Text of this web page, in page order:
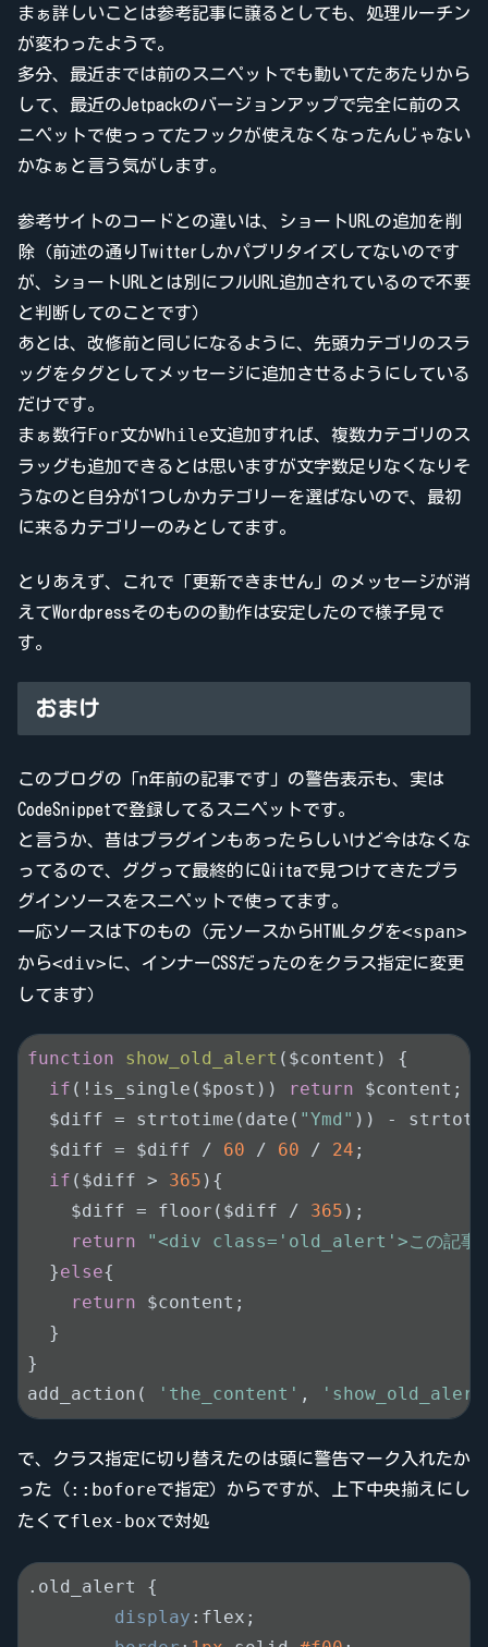
まぁ詳しいことは参考記事に譲るとしても、処理ルーチン
が変わったようで。
多分、最近までは前のスニペットでも動いてたあたりから
して、最近のJetpackのバージョンアップで完全に前のス
ニペットで使っってたフックが使えなくなったんじゃない
かなぁと言う気がします。
参考サイトのコードとの違いは、ショートURLの追加を削
除（前述の通りTwitterしかパブリタイズしてないのです
が、ショートURLとは別にフルURL追加されているので不要
と判断してのことです）
あとは、改修前と同じになるように、先頭カテゴリのスラ
ッグをタグとしてメッセージに追加させるようにしている
だけです。
まぁ数行For文かWhile文追加すれば、複数カテゴリのス
ラッグも追加できるとは思いますが文字数足りなくなりそ
うなのと自分が1つしかカテゴリーを選ばないので、最初
に来るカテゴリーのみとしてます。
とりあえず、これで「更新できません」のメッセージが消
えてWordpressそのものの動作は安定したので様子見で
す。
おまけ
このブログの「n年前の記事です」の警告表示も、実は
CodeSnippetで登録してるスニペットです。
と言うか、昔はプラグインもあったらしいけど今はなくな
ってるので、ググって最終的にQiitaで見つけてきたプラ
グインソースをスニペットで使ってます。
一応ソースは下のもの（元ソースからHTMLタグを<span>
から<div>に、インナーCSSだったのをクラス指定に変更
してます）
function show_old_alert ($content)
{
if (!is_single($post)) return $content;
  $diff = strtotime(date(
"Ymd" )) -
  $diff = $diff /
60 / 60 / 24 ;
if ($diff > 365 ){
    $diff = floor($diff /
365 );
return
"<div class='old_alert'>この記事
  }
else{
return $content;
  }
}
add_action(
'the_content' ,
で、クラス指定に切り替えたのは頭に警告マーク入れたか
った（ ::boforeで指定）からですが、上下中央揃えにし
たくてflex-boxで対処
.old_alert
{
display :flex;